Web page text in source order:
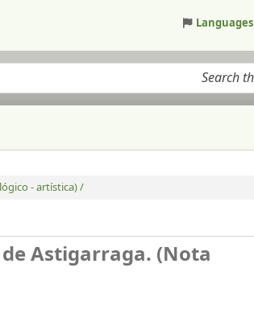
Languages
- artística) /
Astigarraga. (Nota